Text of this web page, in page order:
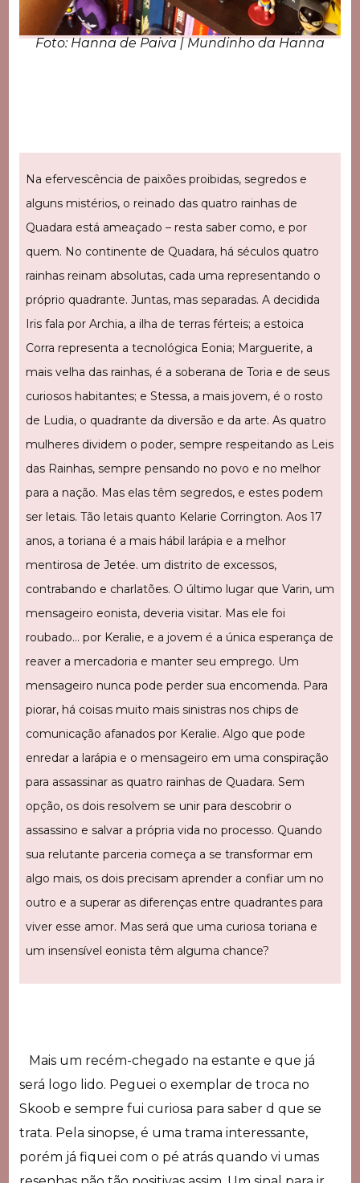
Foto: Hanna de Paiva | Mundinho da Hanna
Na efervescência de paixões proibidas, segredos e
alguns mistérios, o reinado das quatro rainhas de
Quadara está ameaçado – resta saber como, e por
quem. No continente de Quadara, há séculos quatro
rainhas reinam absolutas, cada uma representando o
próprio quadrante. Juntas, mas separadas. A decidida
Iris fala por Archia, a ilha de terras férteis; a estoica
Corra representa a tecnológica Eonia; Marguerite, a
mais velha das rainhas, é a soberana de Toria e de seus
curiosos habitantes; e Stessa, a mais jovem, é o rosto
de Ludia, o quadrante da diversão e da arte. As quatro
mulheres dividem o poder, sempre respeitando as Leis
das Rainhas, sempre pensando no povo e no melhor
para a nação. Mas elas têm segredos, e estes podem
ser letais. Tão letais quanto Kelarie Corrington. Aos 17
anos, a toriana é a mais hábil larápia e a melhor
mentirosa de Jetée. um distrito de excessos,
contrabando e charlatões. O último lugar que Varin, um
mensageiro eonista, deveria visitar. Mas ele foi
roubado… por Keralie, e a jovem é a única esperança de
reaver a mercadoria e manter seu emprego. Um
mensageiro nunca pode perder sua encomenda. Para
piorar, há coisas muito mais sinistras nos chips de
comunicação afanados por Keralie. Algo que pode
enredar a larápia e o mensageiro em uma conspiração
para assassinar as quatro rainhas de Quadara. Sem
opção, os dois resolvem se unir para descobrir o
assassino e salvar a própria vida no processo. Quando
sua relutante parceria começa a se transformar em
algo mais, os dois precisam aprender a confiar um no
outro e a superar as diferenças entre quadrantes para
viver esse amor. Mas será que uma curiosa toriana e
um insensível eonista têm alguma chance?
Mais um recém-chegado na estante e que já
será logo lido. Peguei o exemplar de troca no
Skoob e sempre fui curiosa para saber d que se
trata. Pela sinopse, é uma trama interessante,
porém já fiquei com o pé atrás quando vi umas